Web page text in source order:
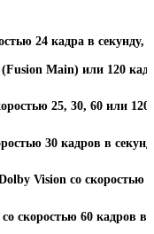
24 кадра в секунду,
(Fusion Main) или 120
25, 30, 60 или
30 кадров в
Vision со скоростью
скоростью 60 кадров в